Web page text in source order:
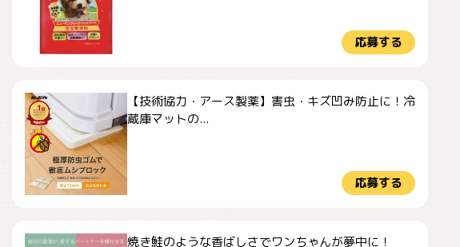
応募する
【技術協力・アース製薬】害虫・キズ凹み防止に！冷
蔵庫マットの...
応募する
焼き鮭のような香ばしさでワンちゃんが夢中に！